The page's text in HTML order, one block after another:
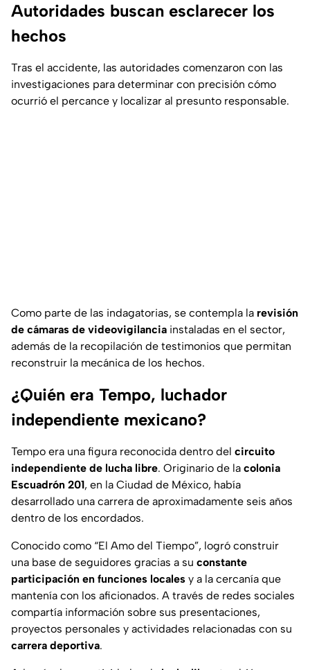
Autoridades buscan esclarecer los
hechos
Tras el accidente, las autoridades comenzaron con las
investigaciones para determinar con precisión cómo
ocurrió el percance y localizar al presunto responsable.
Como parte de las indagatorias, se contempla la revisión
de cámaras de videovigilancia instaladas en el sector,
además de la recopilación de testimonios que permitan
reconstruir la mecánica de los hechos.
¿Quién era Tempo, luchador
independiente mexicano?
Tempo era una figura reconocida dentro del circuito
independiente de lucha libre. Originario de la colonia
Escuadrón 201, en la Ciudad de México, había
desarrollado una carrera de aproximadamente seis años
dentro de los encordados.
Conocido como “El Amo del Tiempo”, logró construir
una base de seguidores gracias a su constante
participación en funciones locales y a la cercanía que
mantenía con los aficionados. A través de redes sociales
compartía información sobre sus presentaciones,
proyectos personales y actividades relacionadas con su
carrera deportiva.